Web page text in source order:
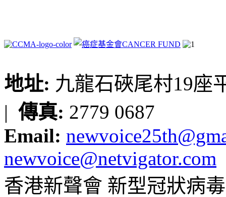
地址: 九龍石硤尾村19座
| 傳真: 2779 0687
Email:
newvoice@netvigator.com
香港新聲會 新型冠狀病